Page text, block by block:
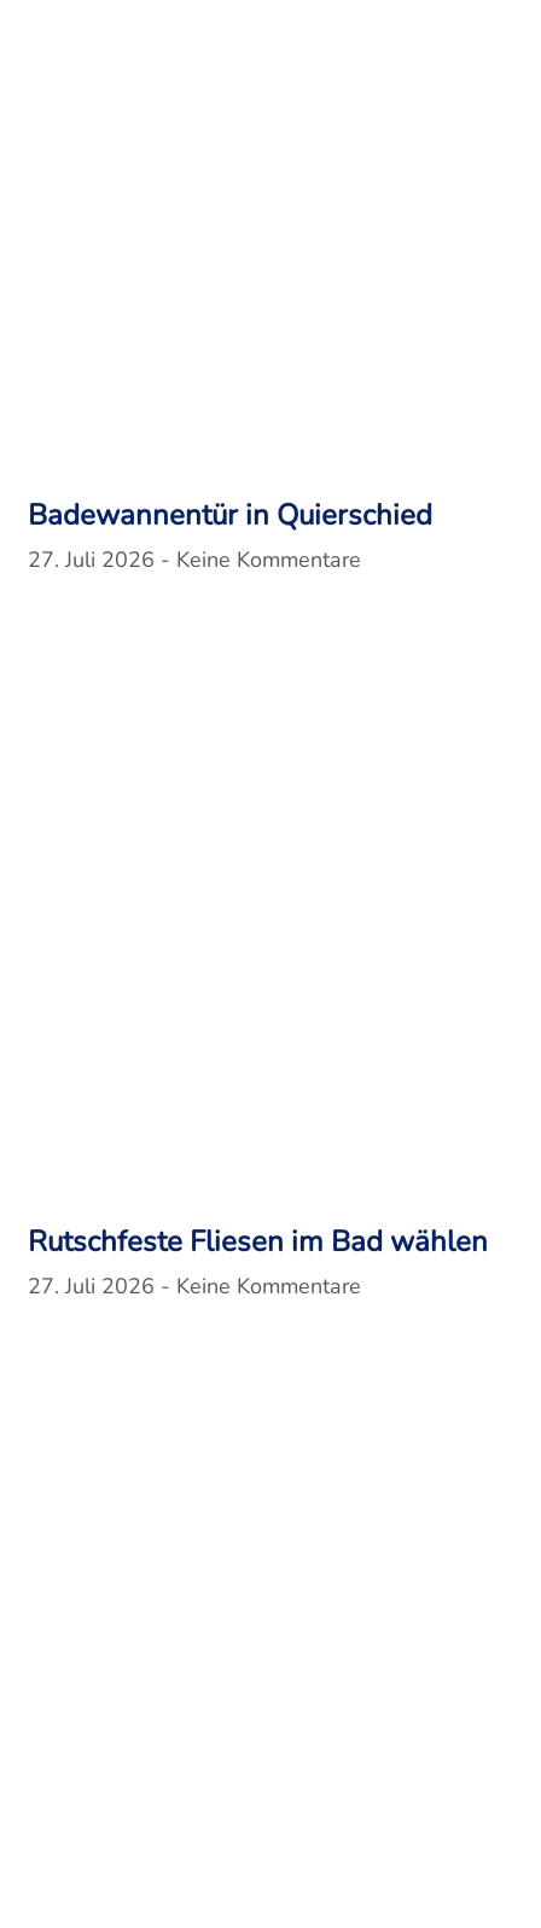
Badewannentür in Quierschied
27. Juli 2026 Keine Kommentare
Rutschfeste Fliesen im Bad wählen
27. Juli 2026 Keine Kommentare